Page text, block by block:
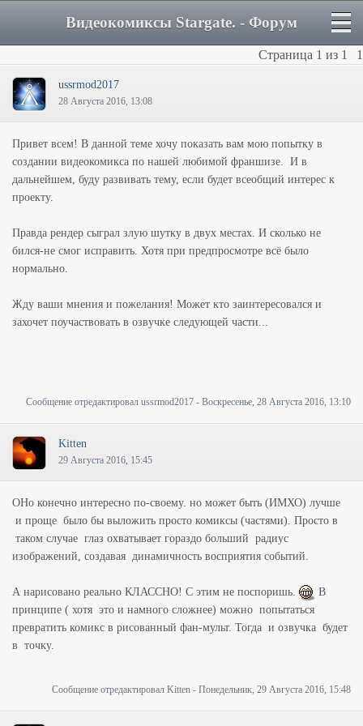
Видеокомиксы Stargate. - Форум
Страница 1 из 1 1
ussrmod2017
28 Августа 2016, 13:08
Привет всем! В данной теме хочу показать вам мою попытку в
создании видеокомикса по нашей любимой франшизе. И в
дальнейшем, буду развивать тему, если будет всеобщий интерес к
проекту.
Правда рендер сыграл злую шутку в двух местах. И сколько не
бился-не смог исправить. Хотя при предпросмотре всё было
нормально.
Жду ваши мнения и пожелания! Может кто заинтересовался и
захочет поучаствовать в озвучке следующей части...
Сообщение отредактировал ussrmod2017 - Воскресенье, 28 Августа 2016, 13:10
Kitten
29 Августа 2016, 15:45
ОНо конечно интересно по-своему. но может быть (ИМХО) лучше
и проще было бы выложить просто комиксы (частями). Просто в
таком случае глаз охватывает гораздо больший радиус
изображений, создавая динамичность восприятия событий.
А нарисовано реально КЛАССНО! С этим не поспоришь.
В
принципе ( хотя это и намного сложнее) можно попытаться
превратить комикс в рисованный фан-мульт. Тогда и озвучка будет
в точку.
Сообщение отредактировал Kitten - Понедельник, 29 Августа 2016, 15:48